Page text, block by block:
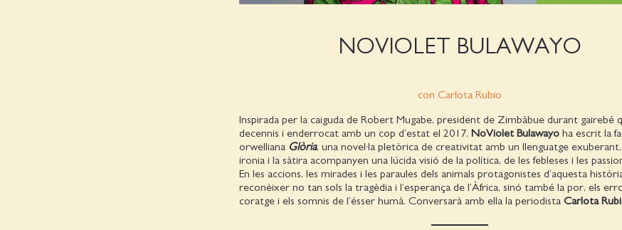
NOVIOLET BULAWAYO
con Carlota Rubio
Inspirada per la caiguda de Robert Mugabe, president de Zimbàbue durant gairebé
decennis i enderrocat amb un cop d’estat el 2017, NoViolet Bulawayoha escrit la
orwelliana Glòria, una novel·la pletòrica de creativitat amb un llenguatge
ironia i la sàtira acompanyen una lúcida visió de la política, de les febleses i les
En les accions, les mirades i les paraules dels animals protagonistes d’aquesta
reconèixer no tan sols la tragèdia i l’esperança de l’Àfrica, sinó també la por, els
coratge i els somnis de l’ésser humà. Conversarà amb ella la periodista Carlota